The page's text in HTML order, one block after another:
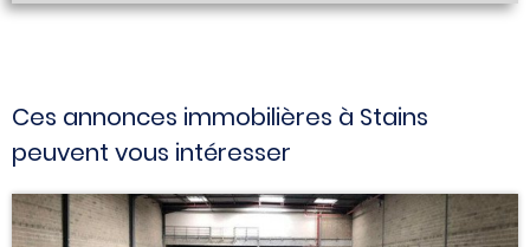
Ces annonces immobilières à Stains
peuvent vous intéresser